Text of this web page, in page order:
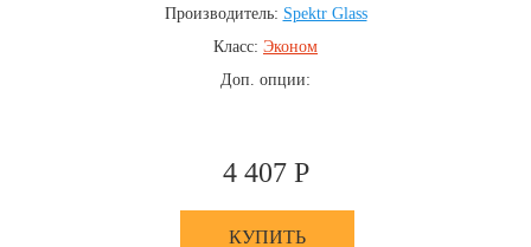
Производитель: Spektr Glass
Класс: Эконом
Доп. опции:
4 407 Р
КУПИТЬ